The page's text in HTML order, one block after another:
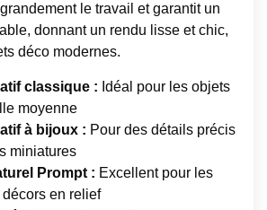
le travail et garantit un
donnant un rendu lisse et chic,
déco modernes.
classique : Idéal pour les objets
moyenne
à bijoux : Pour des détails précis
miniatures
Prompt : Excellent pour les
en relief